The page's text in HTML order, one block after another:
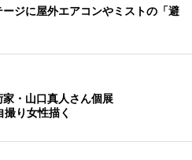
ジに屋外エアコンやミストの「避
・山口真人さん個展
り女性描く